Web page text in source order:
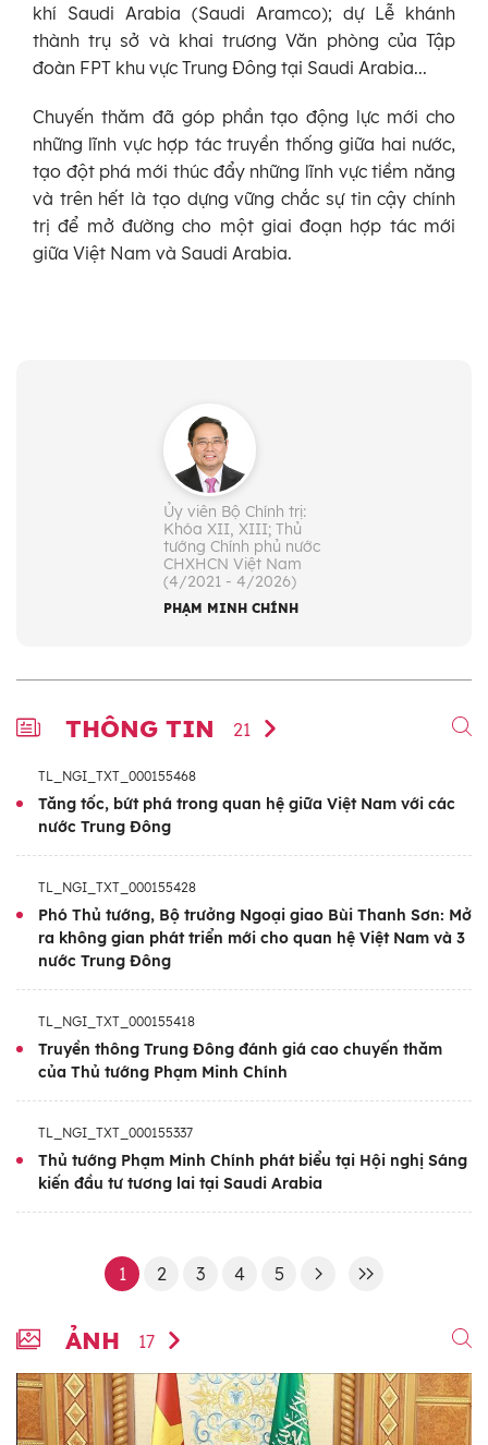
khí Saudi Arabia (Saudi Aramco); dự Lễ khánh
thành trụ sở và khai trương Văn phòng của Tập
đoàn FPT khu vực Trung Đông tại Saudi Arabia...
Chuyến thăm đã góp phần tạo động lực mới cho
những lĩnh vực hợp tác truyền thống giữa hai nước,
tạo đột phá mới thúc đẩy những lĩnh vực tiềm năng
và trên hết là tạo dựng vững chắc sự tin cậy chính
trị để mở đường cho một giai đoạn hợp tác mới
giữa Việt Nam và Saudi Arabia.
Ủy viên Bộ Chính trị:
Khóa XII, XIII; Thủ
tướng Chính phủ nước
CHXHCN Việt Nam
(4/2021 - 4/2026)
PHẠM MINH CHÍNH
THÔNG TIN 21
TL_NGI_TXT_000155468
Tăng tốc, bứt phá trong quan hệ giữa Việt Nam với các
nước Trung Đông
TL_NGI_TXT_000155428
Phó Thủ tướng, Bộ trưởng Ngoại giao Bùi Thanh Sơn: Mở
ra không gian phát triển mới cho quan hệ Việt Nam và 3
nước Trung Đông
TL_NGI_TXT_000155418
Truyền thông Trung Đông đánh giá cao chuyến thăm
của Thủ tướng Phạm Minh Chính
TL_NGI_TXT_000155337
Thủ tướng Phạm Minh Chính phát biểu tại Hội nghị Sáng
kiến đầu tư tương lai tại Saudi Arabia
1 2 3 4 5
ẢNH 17